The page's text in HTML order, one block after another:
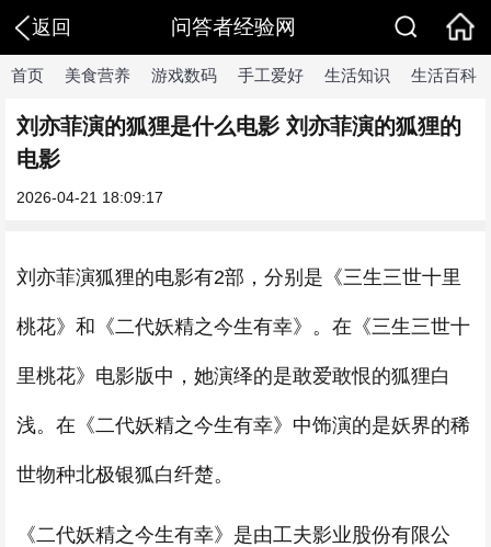
返回 问答者经验网
首页 美食营养 游戏数码 手工爱好 生活知识 生活百科
刘亦菲演的狐狸是什么电影 刘亦菲演的狐狸的
电影
2026-04-21 18:09:17
刘亦菲演狐狸的电影有2部，分别是《三生三世十里
桃花》和《二代妖精之今生有幸》。在《三生三世十
里桃花》电影版中，她演绎的是敢爱敢恨的狐狸白
浅。在《二代妖精之今生有幸》中饰演的是妖界的稀
世物种北极银狐白纤楚。
《二代妖精之今生有幸》是由工夫影业股份有限公